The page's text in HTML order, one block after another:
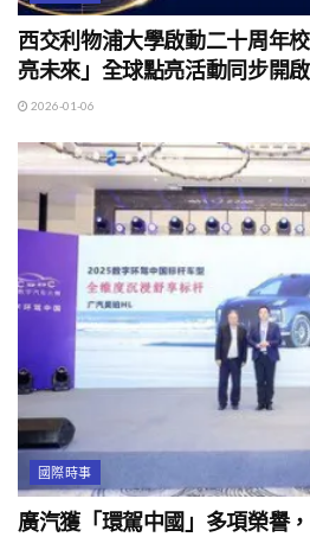
西交利物浦大學啟動二十周年
亮未來」全球點亮活動同步開啟
2026-01-06
國際時事
廣汽獲「環駕中國」多項榮譽